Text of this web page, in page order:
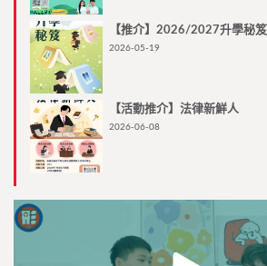
【推介】2026/2027升學秘笈
2026-05-19
【活動推介】法律新鮮人
2026-06-08